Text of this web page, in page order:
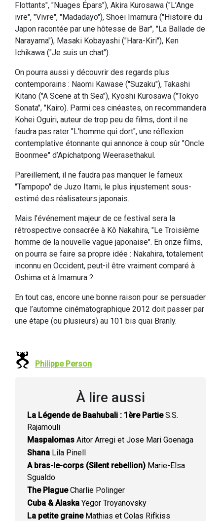
Flottants", "Nuages Épars"), Akira Kurosawa ("L’Ange
ivre", "Vivre", "Madadayo"), Shoei Imamura ("Histoire du
Japon racontée par une hôtesse de Bar", "La Ballade de
Narayama"), Masaki Kobayashi ("Hara-Kiri"), Ken
Ichikawa ("Je suis un chat").
On pourra aussi y découvrir des regards plus
contemporains : Naomi Kawase ("Suzaku"), Takashi
Kitano ("A Scene at th Sea"), Kyoshi Kurosawa ("Tokyo
Sonata", "Kairo). Parmi ces cinéastes, on recommandera
Kohei Oguiri, auteur de trop peu de films, dont il ne
faudra pas rater "L’homme qui dort", une réflexion
contemplative étonnante qui annonce à coup sûr "Oncle
Boonmee" d’Apichatpong Weerasethakul.
Pareillement, il ne faudra pas manquer le fameux
"Tampopo" de Juzo Itami, le plus injustement sous-
estimé des réalisateurs japonais.
Mais l’événement majeur de ce festival sera la
rétrospective consacrée à Kô Nakahira, "Le Troisième
homme de la nouvelle vague japonaise". En onze films,
on pourra se faire sa propre idée : Nakahira, totalement
inconnu en Occident, peut-il être vraiment comparé à
Oshima et à Imamura ?
En tout cas, encore une bonne raison pour se persuader
que l’automne cinématographique 2012 doit passer par
une étape (ou plusieurs) au 101 bis quai Branly.
Philippe Person
À lire aussi
La Légende de Baahubali : 1ère PartieS.S.
Rajamouli
Maspalomas Aitor Arregi et Jose Mari Goenaga
Shana Lila Pinell
A bras-le-corps (Silent rebellion) Marie-Elsa
Sgualdo
The PlagueCharlie Polinger
Cuba & Alaska Yegor Troyanovsky
La petite graineMathias et Colas Rifkiss